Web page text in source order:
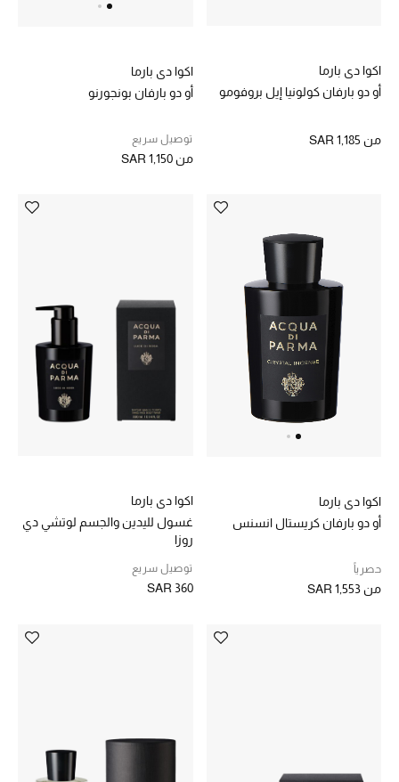
حقائب رجالية
الأطفال
عرض جميع المنتجات
عودة صغاركم للمدارس
ما وصل حديثاً
هدايا للأطفال
اكوا دي بارما
أو دو بارفان كولونيا إيل بروفومو
من SAR 1,185
اكوا دي بارما
أو دو بارفان بونجورنو
توصيل سريع
من SAR 1,150
اكوا دي بارما
أو دو بارفان كريستال انسنس
حصرياً
منSAR 1,553
اكوا دي بارما
غسول لليدين والجسم لوتشي دي
روزا
توصيل سريع
SAR 360